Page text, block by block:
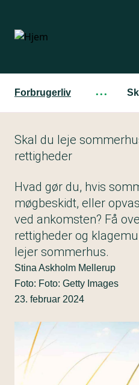
hovedindhold
Forbrugerliv ···
Skal du leje
rettigheder
Hvad gør du, hvis
møgbeskidt, eller
ved ankomsten? Få
rettigheder og
lejer sommerhus.
Stina Askholm Mellerup
Foto: Foto: Getty Images
23. februar 2024